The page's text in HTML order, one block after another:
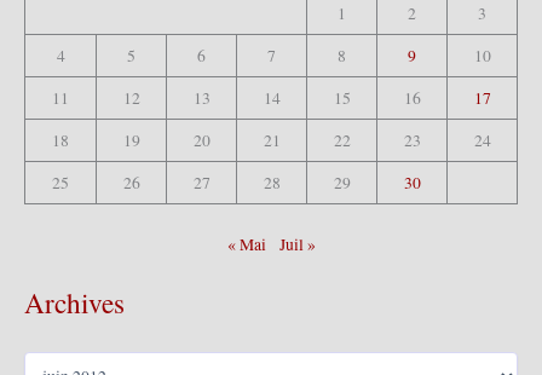
1 2
3
4
5 6 7 8 9
10
11
12 13 14 15 16
17
18
19 20 21 22 23
24
25
26 27 28 29 30
« Mai Juil »
Archives
A